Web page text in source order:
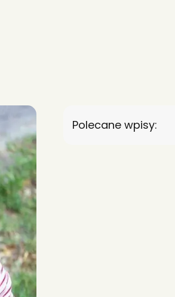
Polecane wpisy: